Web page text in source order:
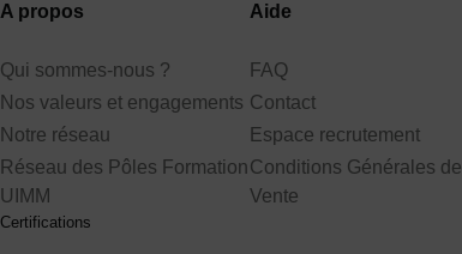
A propos
Qui sommes-nous ?
Nos valeurs et engagements
Notre réseau
Réseau des Pôles Formation
UIMM
Aide
FAQ
Contact
Espace recrutement
Conditions Générales de
Vente
Certifications